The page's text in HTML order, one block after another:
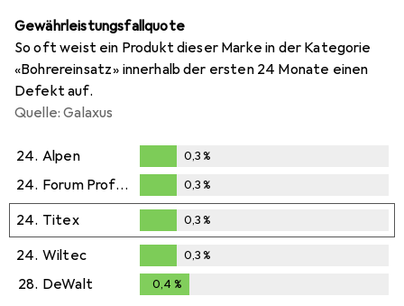
Gewährleistungsfallquote
So oft weist ein Produkt dieser Marke in der Kategorie
«Bohrereinsatz» innerhalb der ersten 24 Monate einen
Defekt auf.
Quelle: Galaxus
24. Alpen
0,3%
0,3%
24. Forum Professional Solutions
0,3%
0,3%
24. Titex
0,3%
0,3%
24. Wiltec
0,3%
0,3%
28. DeWalt 0,4 %